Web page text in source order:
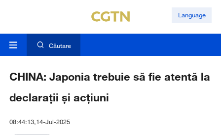
Language
Căutare
CHINA: Japonia trebuie să fie atentă la
declarații și acțiuni
08:44:13,14-Jul-2025